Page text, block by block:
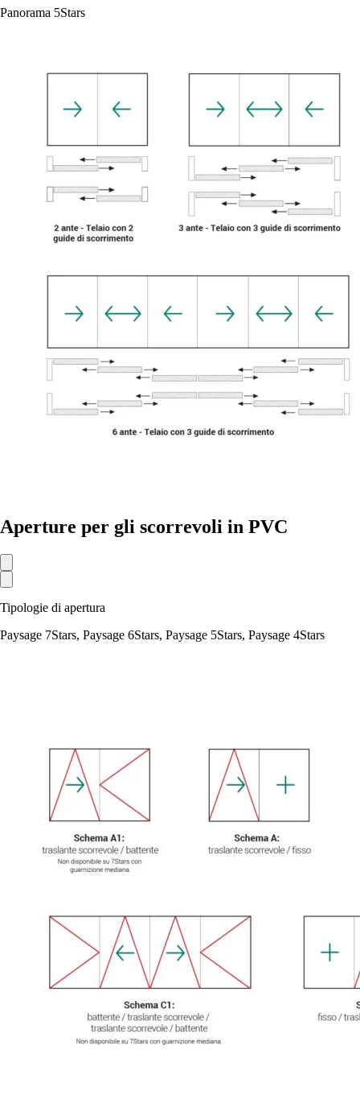
Panorama 5Stars
Aperture per gli scorrevoli in PVC
Tipologie di apertura
Paysage 7Stars, Paysage 6Stars, Paysage 5Stars, Paysage 4Stars